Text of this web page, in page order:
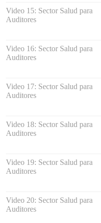
Video 15: Sector Salud para
Auditores
Video 16: Sector Salud para
Auditores
Video 17: Sector Salud para
Auditores
Video 18: Sector Salud para
Auditores
Video 19: Sector Salud para
Auditores
Video 20: Sector Salud para
Auditores